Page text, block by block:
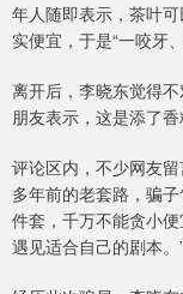
年人随即表示，茶叶
实便宜，于是“一咬牙
离开后，李晓东觉得
朋友表示，这是添了香
评论区内，不少网友留
多年前的老套路，骗
件套，千万不能贪小
遇见适合自己的剧本。